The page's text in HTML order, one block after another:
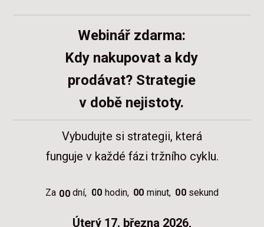
Webinář zdarma:
Kdy nakupovat a kdy
prodávat? Strategie
v době nejistoty.
Vybudujte si strategii, která
funguje v každé fázi tržního cyklu.
Za 00 dní 00 hodin 00 minut 00 sekund
Úterý 17. března 2026,